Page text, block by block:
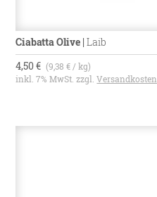
Ciabatta Olive |Laib
4,50 € (9,38 € / kg)
inkl. 7% MwSt. zzgl.Versandkosten